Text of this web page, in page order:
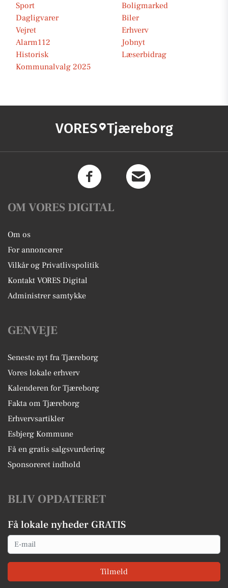
Sport
Boligmarked
Dagligvarer
Biler
Vejret
Erhverv
Alarm112
Jobnyt
Historisk
Læserbidrag
Kommunalvalg 2025
VORES Tjæreborg
OM VORES DIGITAL
Om os
For annoncører
Vilkår og Privatlivspolitik
Kontakt VORES Digital
Administrer samtykke
GENVEJE
Seneste nyt fra Tjæreborg
Vores lokale erhverv
Kalenderen for Tjæreborg
Fakta om Tjæreborg
Erhvervsartikler
Esbjerg Kommune
Få en gratis salgsvurdering
Sponsoreret indhold
BLIV OPDATERET
Få lokale nyheder GRATIS
Email
Tilmeld